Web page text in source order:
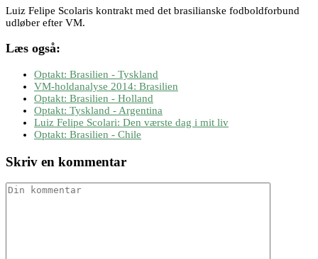
Luiz Felipe Scolaris kontrakt med det brasilianske fodboldforbund
udløber efter VM.
Læs også:
Optakt: Brasilien - Tyskland
VM-holdanalyse 2014: Brasilien
Optakt: Brasilien - Holland
Optakt: Tyskland - Argentina
Luiz Felipe Scolari: Den værste dag i mit liv
Optakt: Brasilien - Chile
Skriv en kommentar